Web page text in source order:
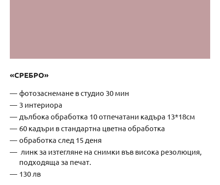
«СРЕБРО»
фотозаснемане в студио 30 мин
3 интериора
дълбока обработка 10 отпечатани кадъра 13*18см
60 кадъри в стандартна цветна обработка
обработка след 15 деня
линк за изтегляне на снимки във висока резолюция,
подходяща за печат.
130 лв